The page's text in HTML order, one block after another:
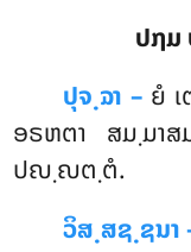
ປຐມ
ປຸຈ຺ຉາ –ຍໍ
ອຣຫຕາ ສມ຺ມາ
ປຎ຺ຎຕ຺ຕໍ.
ວິສ຺ສຊ຺ຊນາ